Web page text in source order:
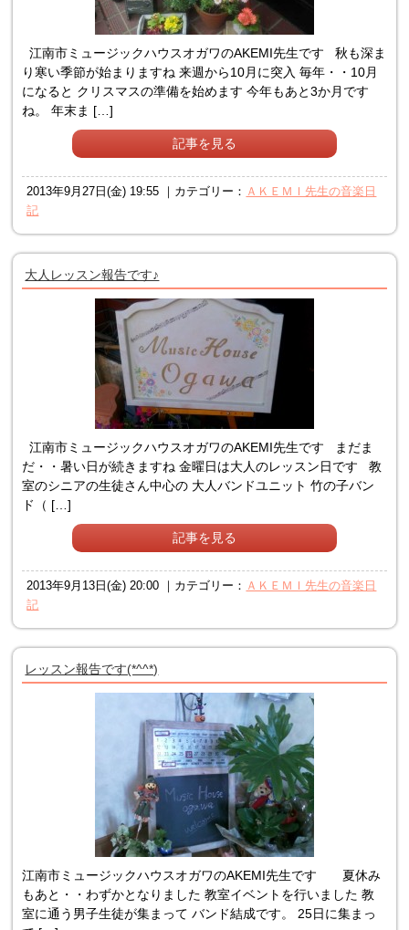
江南市ミュージックハウスオガワのAKEMI先生です 秋も深ま
り寒い季節が始まりますね 来週から10月に突入 毎年・・10月
になると クリスマスの準備を始めます 今年もあと3か月です
ね。 年末ま […]
記事を見る
2013年9月27日(金) 19:55 ｜カテゴリー： ＡＫＥＭＩ先生の音楽日
記
大人レッスン報告です♪
江南市ミュージックハウスオガワのAKEMI先生です まだま
だ・・暑い日が続きますね 金曜日は大人のレッスン日です 教
室のシニアの生徒さん中心の 大人バンドユニット 竹の子バン
ド（ […]
記事を見る
2013年9月13日(金) 20:00 ｜カテゴリー： ＡＫＥＭＩ先生の音楽日
記
レッスン報告です(*^^*)
江南市ミュージックハウスオガワのAKEMI先生です 夏休み
もあと・・わずかとなりました 教室イベントを行いました 教
室に通う男子生徒が集まって バンド結成です。 25日に集まっ